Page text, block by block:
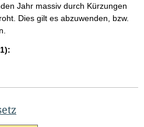
Jahr massiv durch Kürzungen
Dies gilt es abzuwenden, bzw.